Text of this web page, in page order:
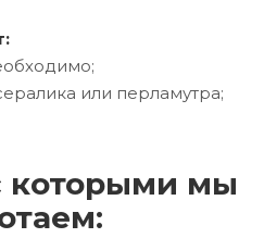
или перламутра;
которыми мы